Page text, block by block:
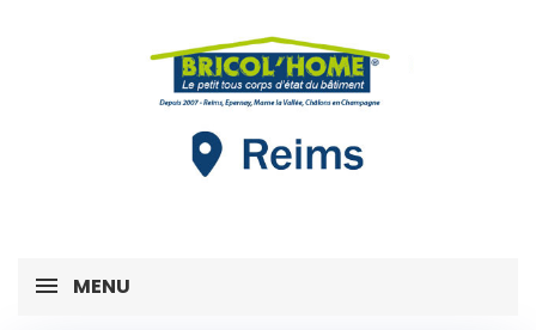
MENU